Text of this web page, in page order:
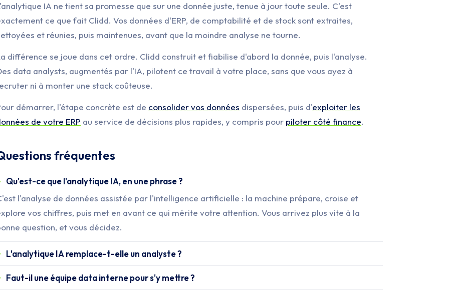
IA ne tient sa promesse que sur une donnée juste, tenue à jour toute seule. C'est
ce que fait Clidd. Vos données d'ERP, de comptabilité et de stock sont extraites,
et réunies, puis maintenues, avant que la moindre analyse ne tourne.
différence se joue dans cet ordre. Clidd construit et fiabilise d'abord la donnée, puis l'analyse.
data analysts, augmentés par l'IA, pilotent ce travail à votre place, sans que vous ayez à
ni à monter une stack coûteuse.
démarrer, l'étape concrète est de consolider vos données dispersées, puis d'exploiter les
de votre ERP au service de décisions plus rapides, y compris pour piloter côté finance.
fréquentes
Qu'est-ce que l'analytique IA, en une phrase ?
l'analyse de données assistée par l'intelligence artificielle : la machine prépare, croise et
vos chiffres, puis met en avant ce qui mérite votre attention. Vous arrivez plus vite à la
question, et vous décidez.
L'analytique IA remplace-t-elle un analyste ?
Faut-il une équipe data interne pour s'y mettre ?